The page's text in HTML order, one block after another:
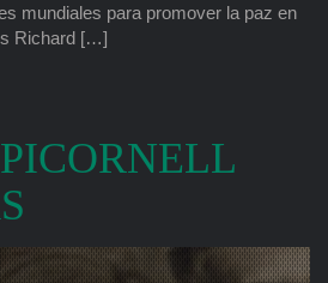
mundiales para promover la paz en
Richard […]